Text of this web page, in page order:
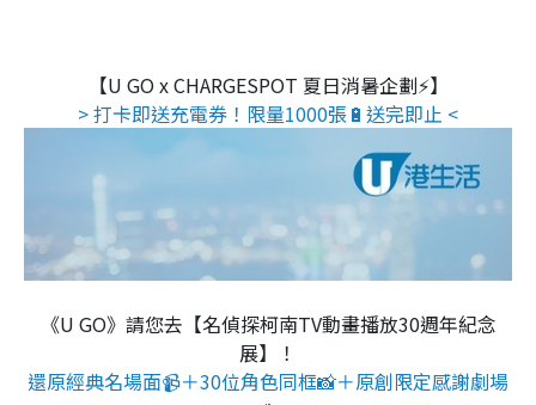
【U GO x CHARGESPOT 夏日消暑企劃⚡】
> 打卡即送充電券！限量1000張🔋送完即止 <
《U GO》請您去【名偵探柯南TV動畫播放30週年紀念
展】！
還原經典名場面📹＋30位角色同框📸＋原創限定感謝劇場